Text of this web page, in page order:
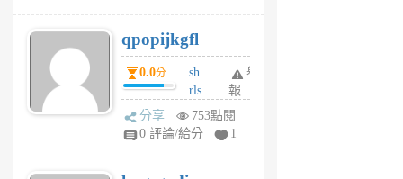
6
個
月
前
qpopijkgfl
0.0分
sh
rls
k
m
舉
報
分享
753點閱
0 評論/給分
1